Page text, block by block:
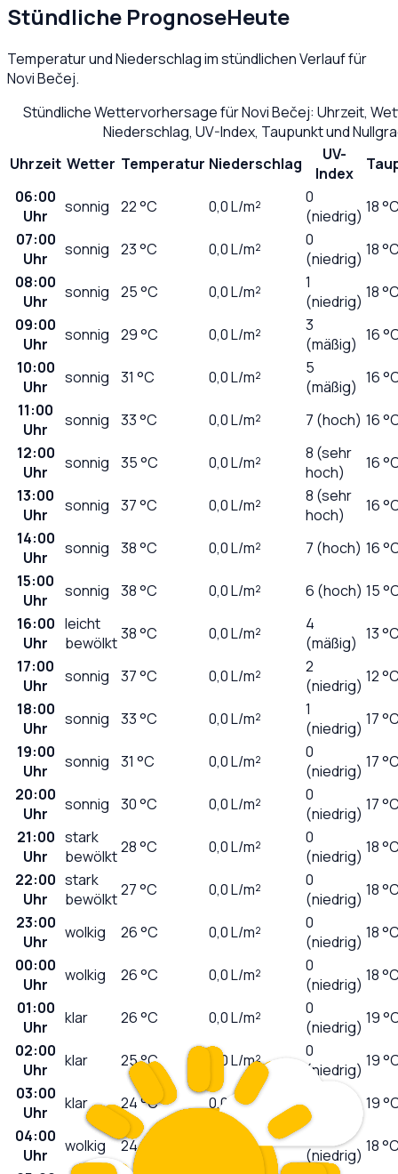
Stündliche PrognoseHeute
Temperatur und Niederschlag im stündlichen Verlauf für
Novi Bečej.
Stündliche Wettervorhersage fürNovi Bečej: Uhrzeit,
Niederschlag, UV-Index, Taupunkt und
Uhrzeit Wetter Temperatur Niederschlag
UV-
Index
06:00
Uhr
sonnig 22°C 0,0L/m²
0
(niedrig) 18
07:00
Uhr
sonnig 23°C 0,0L/m²
0
(niedrig) 18
08:00
Uhr
sonnig 25°C 0,0L/m²
1
(niedrig) 18
09:00
Uhr
sonnig 29°C 0,0L/m²
3
(mäßig) 16
10:00
Uhr
sonnig 31 °C 0,0L/m²
5
(mäßig) 16
11:00
Uhr
sonnig 33°C 0,0L/m² 7 (hoch) 16
12:00
Uhr
sonnig 35°C 0,0L/m²
8 (sehr
hoch)
16
13:00
Uhr
sonnig 37°C 0,0L/m²
8 (sehr
hoch)
16
14:00
Uhr
sonnig 38°C 0,0L/m² 7 (hoch) 16
15:00
Uhr
sonnig 38°C 0,0L/m² 6 (hoch) 15
16:00
Uhr
leicht
bewölkt38°C 0,0L/m²
4
(mäßig) 13
17:00
Uhr
sonnig 37°C 0,0L/m²
2
(niedrig) 12
18:00
Uhr
sonnig 33°C 0,0L/m²
1
(niedrig) 17
19:00
Uhr
sonnig 31 °C 0,0L/m²
0
(niedrig) 17
20:00
Uhr
sonnig 30°C 0,0L/m²
0
(niedrig) 17
21:00
Uhr
stark
bewölkt28°C 0,0L/m²
0
(niedrig) 18
22:00
Uhr
stark
bewölkt27°C 0,0L/m²
0
(niedrig) 18
23:00
Uhr
wolkig 26°C 0,0L/m²
0
(niedrig) 18
00:00
Uhr
wolkig 26°C 0,0L/m²
0
(niedrig) 18
01:00
Uhr
klar 26°C 0,0L/m²
0
(niedrig) 19
02:00
Uhr
klar 25°C 0,0L/m²
0
(niedrig) 19
03:00
Uhr
klar 24°C 0,0 L/m²
(niedrig)
19
04:00
Uhr
wolkig 24°C L/m²
(niedrig) 18